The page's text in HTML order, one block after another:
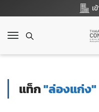
เ
T
g
แท็ก"ล่องแก่ง"